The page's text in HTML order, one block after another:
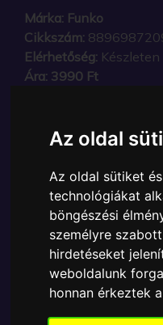
Az oldal
Az oldal sütiket
technológiákat
böngészési
személyre
hirdetéseket
weboldalunk
honnan érkeztek
Márka: Funko
Cikkszám:
Elérhetőség: Készleten
Ára: 3990 Ft
terméke a Funko -
kulcstartó, amely
TOVÁBB A
Tetszik? Osszd meg